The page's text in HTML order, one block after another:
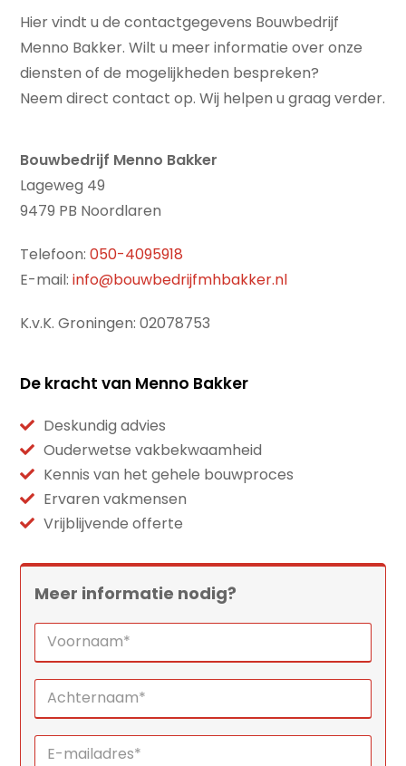
Hier vindt u de contactgegevens Bouwbedrijf
Menno Bakker. Wilt u meer informatie over onze
diensten of de mogelijkheden bespreken?
Neem direct contact op. Wij helpen u graag verder.
Bouwbedrijf Menno Bakker
Lageweg 49
9479 PB Noordlaren
Telefoon:050-4095918
E-mail:info@bouwbedrijfmhbakker.nl
K.v.K. Groningen: 02078753
De kracht van Menno Bakker
Deskundig advies
Ouderwetse vakbekwaamheid
Kennis van het gehele bouwproces
Ervaren vakmensen
Vrijblijvende offerte
Meer informatie nodig?